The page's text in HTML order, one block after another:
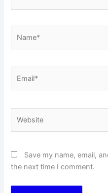
Save my name, email,
the next time I comment.